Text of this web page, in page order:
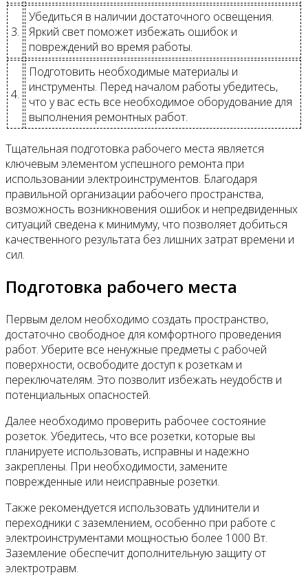
3.
Убедиться в наличии достаточного освещения.
Яркий свет поможет избежать ошибок и
повреждений во время работы.
4.
Подготовить необходимые материалы и
инструменты. Перед началом работы убедитесь,
что у вас есть все необходимое оборудование для
выполнения ремонтных работ.
Тщательная подготовка рабочего места является
ключевым элементом успешного ремонта при
использовании электроинструментов. Благодаря
правильной организации рабочего пространства,
возможность возникновения ошибок и непредвиденных
ситуаций сведена к минимуму, что позволяет добиться
качественного результата без лишних затрат времени и
сил.
Подготовка рабочего места
Первым делом необходимо создать пространство,
достаточно свободное для комфортного проведения
работ. Уберите все ненужные предметы с рабочей
поверхности, освободите доступ к розеткам и
переключателям. Это позволит избежать неудобств и
потенциальных опасностей.
Далее необходимо проверить рабочее состояние
розеток. Убедитесь, что все розетки, которые вы
планируете использовать, исправны и надежно
закреплены. При необходимости, замените
поврежденные или неисправные розетки.
Также рекомендуется использовать удлинители и
переходники с заземлением, особенно при работе с
электроинструментами мощностью более 1000 Вт.
Заземление обеспечит дополнительную защиту от
электротравм.